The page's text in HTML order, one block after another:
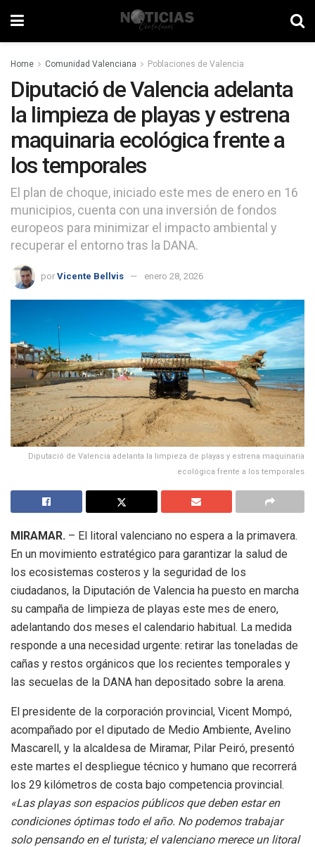
Home Comunidad Valenciana Poblaciones de Valencia
Diputació de Valencia adelanta
la limpieza de playas y estrena
maquinaria ecológica frente a
los temporales
El plan de choque, iniciado este mes de enero en 16
municipios, cuenta con una inversión de fondos
europeos para minimizar el impacto ambiental y
recuperar el entorno tras la DANA.
por Vicente Bellvis enero 28, 2026
Diputació de Valencia adelanta la limpieza de playas y estrena maquinaria
ecológica frente a los temporales
MIRAMAR. – El litoral valenciano no espera a la primavera.
En un movimiento estratégico para garantizar la salud de
los ecosistemas costeros y la seguridad de los
ciudadanos, la Diputación de Valencia ha puesto en marcha
su campaña de limpieza de playas este mes de enero,
adelantando dos meses el calendario habitual. La medida
responde a una necesidad urgente: retirar las toneladas de
cañas y restos orgánicos que los recientes temporales y
las secuelas de la DANA han depositado sobre la arena.
El presidente de la corporación provincial, Vicent Mompó,
acompañado por el diputado de Medio Ambiente, Avelino
Mascarell, y la alcaldesa de Miramar, Pilar Peiró, presentó
este martes el despliegue técnico y humano que recorrerá
los 29 kilómetros de costa bajo competencia provincial.
«Las playas son espacios públicos que deben estar en
condiciones óptimas todo el año. No podemos trabajar
solo pensando en el turista; el valenciano merece un litoral